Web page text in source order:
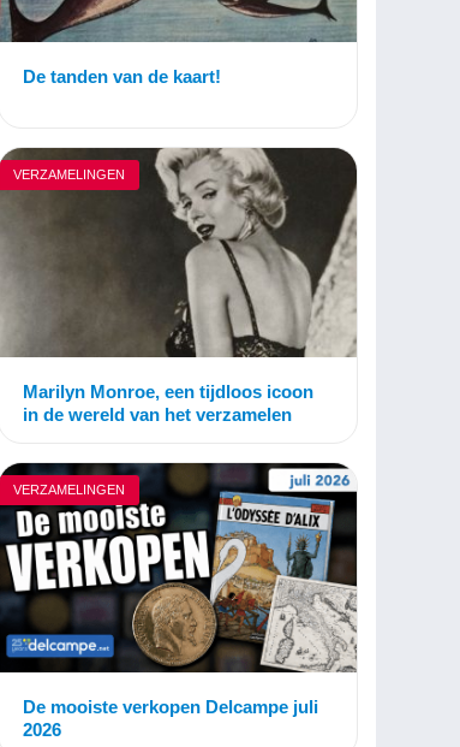
De tanden van de kaart!
VERZAMELINGEN
Marilyn Monroe, een tijdloos icoon
in de wereld van het verzamelen
VERZAMELINGEN
De mooiste verkopen Delcampe juli
2026